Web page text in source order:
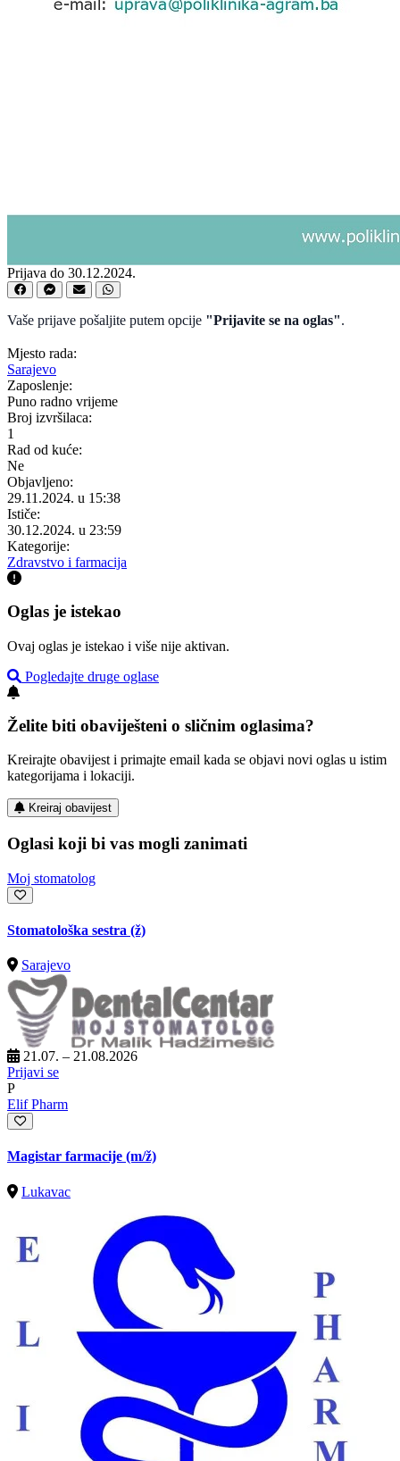
Prijava do 30.12.2024.
Vaše prijave pošaljite putem opcije "Prijavite se na oglas".
Mjesto rada:
Sarajevo
Zaposlenje:
Puno radno vrijeme
Broj izvršilaca:
1
Rad od kuće:
Ne
Objavljeno:
29.11.2024. u 15:38
Ističe:
30.12.2024. u 23:59
Kategorije:
Zdravstvo i farmacija
Oglas je istekao
Ovaj oglas je istekao i više nije aktivan.
Pogledajte druge oglase
Želite biti obaviješteni o sličnim oglasima?
Kreirajte obavijest i primajte email kada se objavi novi oglas u istim
kategorijama i lokaciji.
Kreiraj obavijest
Oglasi koji bi vas mogli zanimati
Moj stomatolog
Stomatološka sestra (ž)
Sarajevo
21.07. – 21.08.2026
Prijavi se
P
Elif Pharm
Magistar farmacije (m/ž)
Lukavac